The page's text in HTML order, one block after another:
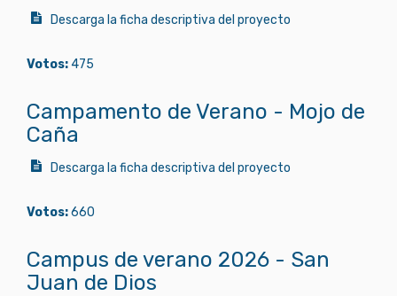
Descarga la ficha descriptiva del proyecto
Votos:475
Campamento de Verano - Mojo de
Caña
Descarga la ficha descriptiva del proyecto
Votos:660
Campus de verano 2026 - San
Juan de Dios